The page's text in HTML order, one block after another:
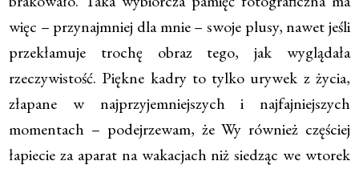
więc – przynajmniej dla mnie – swoje plusy, nawet jeśli
przekłamuje trochę obraz tego, jak wyglądała
rzeczywistość. Piękne kadry to tylko urywek z życia,
złapane w najprzyjemniejszych i najfajniejszych
momentach – podejrzewam, że Wy również częściej
łapiecie za aparat na wakacjach niż siedząc we wtorek